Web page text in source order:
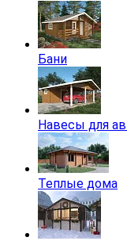
Бани
Навесы для
Теплые дома